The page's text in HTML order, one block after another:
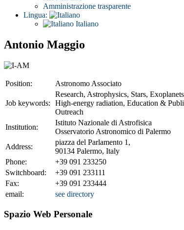
Amministrazione trasparente
Lingua:
Italiano
Antonio Maggio
Position: Astronomo Associato
Job keywords:
Research, Astrophysics, Stars,
High-energy radiation, Education &
Outreach
Institution:
Istituto Nazionale di Astrofisica
Osservatorio Astronomico di Palermo
Address:
piazza del Parlamento 1,
90134 Palermo, Italy
Phone:
+39 091 233250
Switchboard:
+39 091 233111
Fax:
+39 091 233444
email:
see directory
Spazio Web Personale